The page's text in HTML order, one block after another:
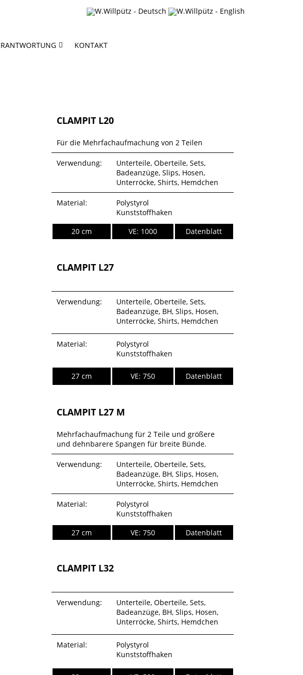
KONTAKT
CLAMPIT L20
Für die Mehrfachaufmachung von 2 Teilen
Verwendung:
Unterteile, Oberteile, Sets,
Badeanzüge, Slips, Hosen,
Unterröcke, Shirts, Hemdchen
Material:
Polystyrol
Kunststoffhaken
20 cm
VE: 1000 Datenblatt
CLAMPIT L27
Verwendung:
Unterteile, Oberteile, Sets,
Badeanzüge, BH, Slips, Hosen,
Unterröcke, Shirts, Hemdchen
Material:
Polystyrol
Kunststoffhaken
27 cm VE: 750 Datenblatt
CLAMPIT L27 M
Mehrfachaufmachung für 2 Teile und größere
und dehnbarere Spangen für breite Bünde.
Verwendung:
Unterteile, Oberteile, Sets,
Badeanzüge, BH, Slips, Hosen,
Unterröcke, Shirts, Hemdchen
Material:
Polystyrol
Kunststoffhaken
27 cm
VE: 750 Datenblatt
CLAMPIT L32
Verwendung:
Unterteile, Oberteile, Sets,
Badeanzüge, BH, Slips, Hosen,
Unterröcke, Shirts, Hemdchen
Material:
Polystyrol
Kunststoffhaken